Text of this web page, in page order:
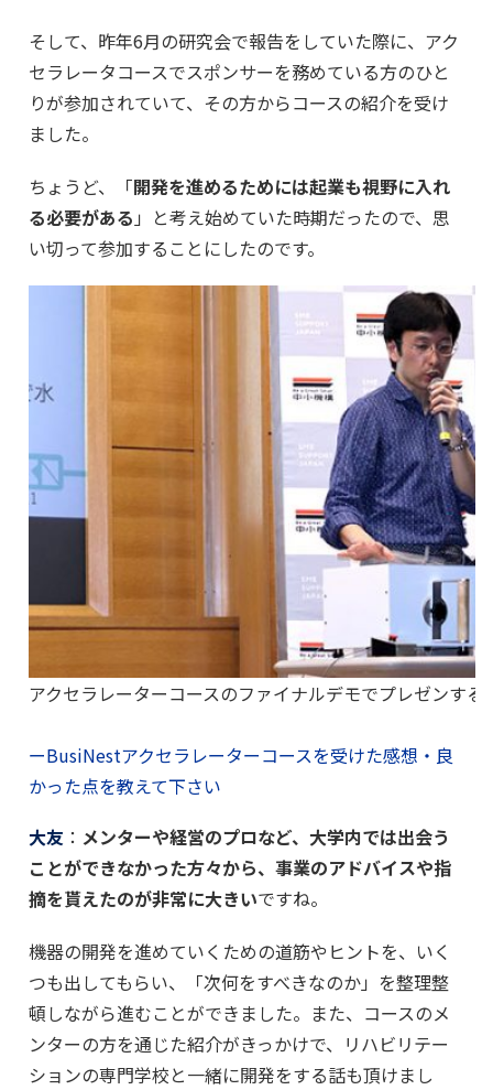
そして、昨年6月の研究会で報告をしていた際に、アク
セラレータコースでスポンサーを務めている方のひと
りが参加されていて、その方からコースの紹介を受け
ました。
ちょうど、「開発を進めるためには起業も視野に入れ
る必要がある 」と考え始めていた時期だったので、思
い切って参加することにしたのです。
アクセラレーターコースのファイナルデモでプレゼンする
ーBusiNestアクセラレーターコースを受けた感想・良
かった点を教えて下さい
大友 ： メンターや経営のプロなど、大学内では出会う
ことができなかった方々から、事業のアドバイスや指
摘を貰えたのが非常に大きいですね。
機器の開発を進めていくための道筋やヒントを、いく
つも出してもらい、「次何をすべきなのか」を整理整
頓しながら進むことができました。また、コースのメ
ンターの方を通じた紹介がきっかけで、リハビリテー
ションの専門学校と一緒に開発をする話も頂けまし